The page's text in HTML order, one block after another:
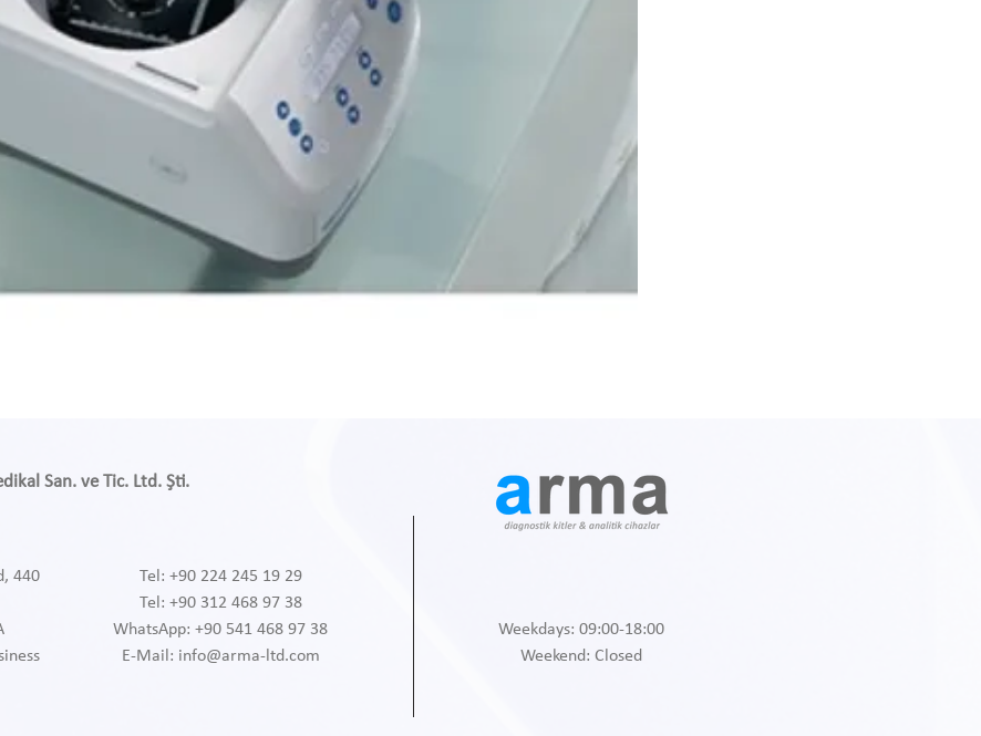
San. ve Tic. Ltd. Şti.
440
Tel: +90 224 245 19 29
Tel: +90 312 468 97 38
WhatsApp: +90 541 468 97 38
E-Mail: info@arma-ltd.com
Weekdays: 09:00-18:00
Weekend: Closed